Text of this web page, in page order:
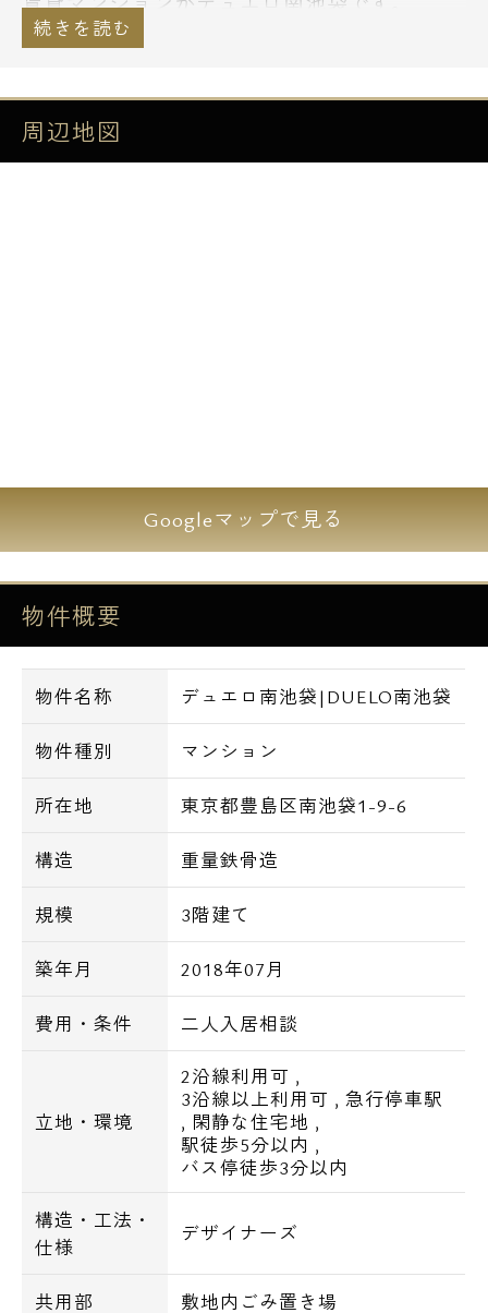
数12戸のこだわりのハイグレードレジデンス
です。
■TVモニター付きインターホン
■敷地内にゴミ置き場
■システムキッチン
■人造大理石キッチン
■バス・トイレ別
■独立洗面化粧台
■温水洗浄便座
■追い焚き機能付きバス
■浴室暖房乾燥機
■24時間換気システム
■室内洗濯機置き場
■クローゼット
■エアコン
■バルコニー
■光インターネット対応
■駐輪場：月額100円
※台数に制限がある為、空き状況等はご確認
下さい。
周辺地図
Googleマップで見る
物件概要
物件名称 デュエロ南池袋|DUELO南池袋
物件種別 マンション
所在地 東京都豊島区南池袋1-9-6
構造 重量鉄骨造
規模 3階建て
築年月 2018年07月
費用・条件 二人入居相談
立地・環境
2沿線利用可 ,
3沿線以上利用可 , 急行停車駅
, 閑静な住宅地 ,
駅徒歩5分以内 ,
バス停徒歩3分以内
構造・工法・
仕様
デザイナーズ
共用部 敷地内ごみ置き場